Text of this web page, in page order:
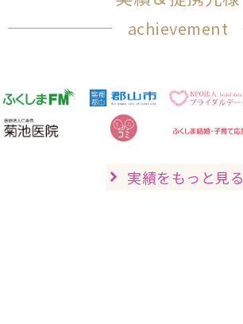
achievement
実績をもっと見る